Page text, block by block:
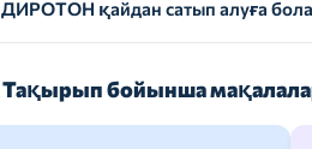
ДИРОТОН қайдан сатып алуға
Тақырып бойынша